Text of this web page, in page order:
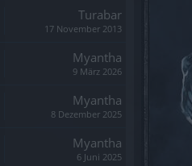
Turabar
17 November 2013
Myantha
9 März 2026
Myantha
8 Dezember 2025
Myantha
6 Juni 2025